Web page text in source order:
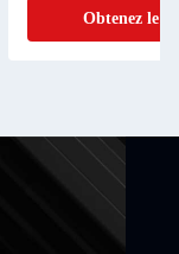
Obtenez le